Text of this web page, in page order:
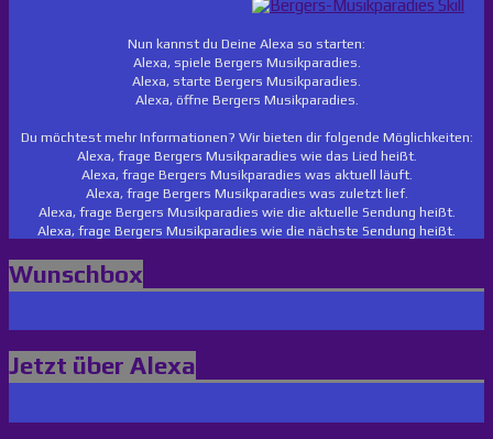
Nun kannst du Deine Alexa so starten:
Alexa, spiele Bergers Musikparadies.
Alexa, starte Bergers Musikparadies.
Alexa, öffne Bergers Musikparadies.
Du möchtest mehr Informationen? Wir bieten dir folgende Möglichkeiten:
Alexa, frage Bergers Musikparadies wie das Lied heißt.
Alexa, frage Bergers Musikparadies was aktuell läuft.
Alexa, frage Bergers Musikparadies was zuletzt lief.
Alexa, frage Bergers Musikparadies wie die aktuelle Sendung heißt.
Alexa, frage Bergers Musikparadies wie die nächste Sendung heißt.
Wunschbox
Jetzt über Alexa